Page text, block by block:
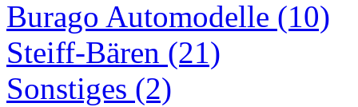
Burago Automodelle (10)
Steiff-Bären (21)
Sonstiges (2)